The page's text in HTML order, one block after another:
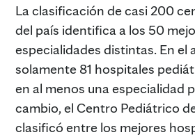
La clasificación de casi 200
del país identifica a los 50
especialidades distintas. En el
solamente 81 hospitales
en al menos una especialidad
cambio, el Centro Pediátrico
clasificó entre los mejores